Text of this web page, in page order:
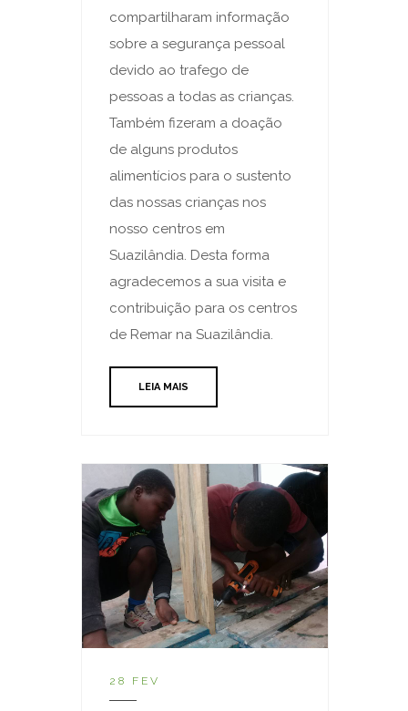
compartilharam informação
sobre a segurança pessoal
devido ao trafego de
pessoas a todas as crianças.
Também fizeram a doação
de alguns produtos
alimentícios para o sustento
das nossas crianças nos
nosso centros em
Suazilândia. Desta forma
agradecemos a sua visita e
contribuição para os centros
de Remar na Suazilândia.
LEIA MAIS
28 FEV